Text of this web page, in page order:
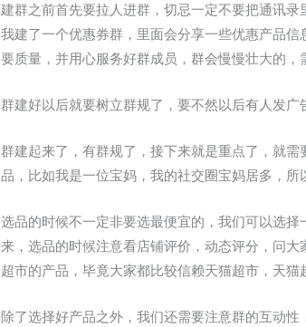
建群之前首先要拉人进群，切忌一定不要把通讯
我建了一个优惠券群，里面会分享一些优惠产品
要质量，并用心服务好群成员，群会慢慢壮大的，
群建好以后就要树立群规了，要不然以后有人发
群建起来了，有群规了，接下来就是重点了，就
品，比如我是一位宝妈，我的社交圈宝妈居多，
选品的时候不一定非要选最便宜的，我们可以选
来，选品的时候注意看店铺评价，动态评分，问
超市的产品，毕竟大家都比较信赖天猫超市，天猫
除了选择好产品之外，我们还需要注意群的互动